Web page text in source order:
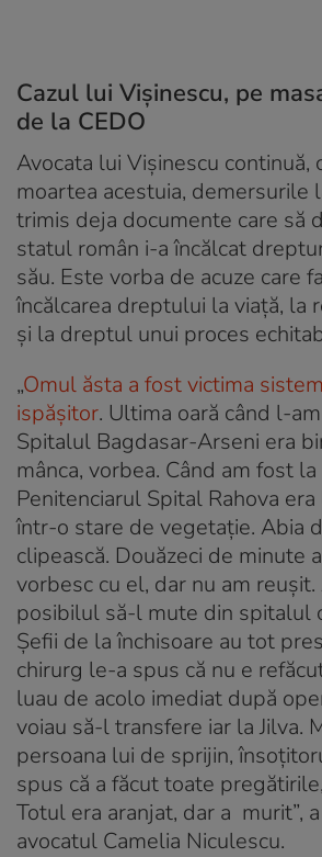
Cazul lui Vișinescu, pe
de la CEDO
Avocata lui Vișinescu continuă,
moartea acestuia, demersurile
trimis deja documente care să
statul român i-a încălcat
său. Este vorba de acuze care
încălcarea dreptului la viață, la
și la dreptul unui proces
„Omul ăsta a fost victima
ispășitor. Ultima oară când l-
Spitalul Bagdasar-Arseni era
mânca, vorbea. Când am fost
Penitenciarul Spital Rahova
într-o stare de vegetație. Abia
clipească. Douăzeci de minute
vorbesc cu el, dar nu am
posibilul să-l mute din spitalul
Șefii de la închisoare au tot
chirurg le-a spus că nu e
luau de acolo imediat după
voiau să-l transfere iar la Jilva.
persoana lui de sprijin,
spus că a făcut toate
Totul era aranjat, dar a murit”,
avocatul Camelia Niculescu.